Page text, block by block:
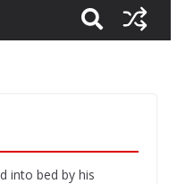
into bed by his